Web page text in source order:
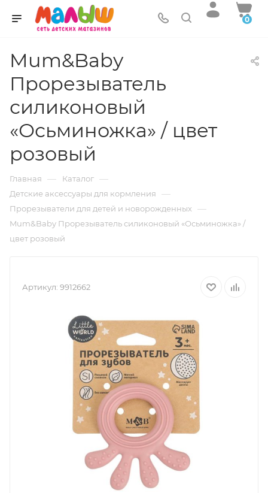
0
Mum&Baby
Прорезыватель
силиконовый
«Осьминожка» / цвет
розовый
Главная — Каталог —
Детские аксессуары для кормления —
Прорезыватели для детей и новорожденных —
Mum&Baby Прорезыватель силиконовый «Осьминожка» /
цвет розовый
Артикул: 9912662